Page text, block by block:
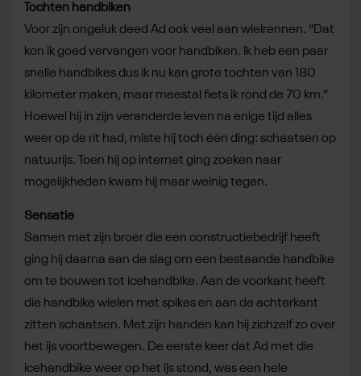
Tochten handbiken
Voor zijn ongeluk deed Ad ook veel aan wielrennen. “Dat
kon ik goed vervangen voor handbiken. Ik heb een paar
snelle handbikes dus ik nu kan grote tochten van 180
kilometer maken, maar meestal fiets ik rond de 70 km.”
Hoewel hij in zijn veranderde leven na enige tijd alles
weer op de rit had, miste hij toch één ding: schaatsen op
natuurijs. Toen hij op internet ging zoeken naar
mogelijkheden kwam hij maar weinig tegen.
Sensatie
Samen met zijn broer die een constructiebedrijf heeft
ging hij daarna aan de slag om een bestaande handbike
om te bouwen tot icehandbike. Aan de voorkant heeft
die handbike wielen met spikes en aan de achterkant
zitten schaatsen. Met zijn handen kan hij zichzelf zo over
het ijs voortbewegen. De eerste keer dat Ad met die
icehandbike weer op het ijs stond, was een hele